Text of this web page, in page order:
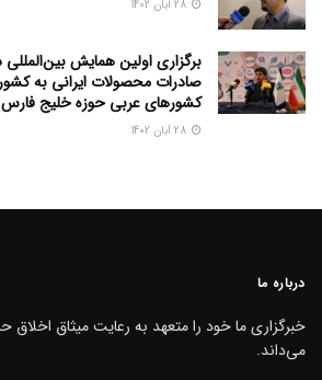
برگزاری اولین همایش
صادرات محصولات ایرانی به
کشورهای عربی حوزه خلیج فارس
درباره ما
خبرگزاری ما خود را متعهد به رعایت میثاق اخلاق
می‌داند.